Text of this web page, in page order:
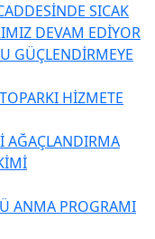
SICAK
DEVAM EDİYOR
GÜÇLENDİRMEYE
HİZMETE
AĞAÇLANDIRMA
ANMA PROGRAMI